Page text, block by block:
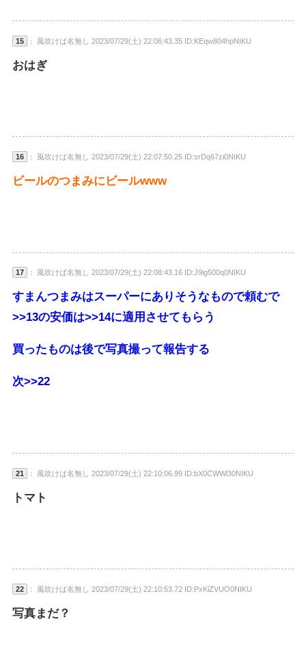
15 ： 風吹けば名無し 2023/07/29(土) 22:06:43.35 ID:KEqw804hpNIKU
おはぎ
16 ： 風吹けば名無し 2023/07/29(土) 22:07:50.25 ID:srDq67zi0NIKU
ビールのつまみにビールwww
17 ： 風吹けば名無し 2023/07/29(土) 22:08:43.16 ID:J9ig500q0NIKU
すまんつまみはスーパーにありそうなもので頼むで
>>13の安価は>>14に適用させてもらう
買ったものは後で写真撮って報告する
次>>22
21 ： 風吹けば名無し 2023/07/29(土) 22:10:06.99 ID:bX0CWWl30NIKU
トマト
22 ： 風吹けば名無し 2023/07/29(土) 22:10:53.72 ID:PxKiZVUO0NIKU
写真まだ？